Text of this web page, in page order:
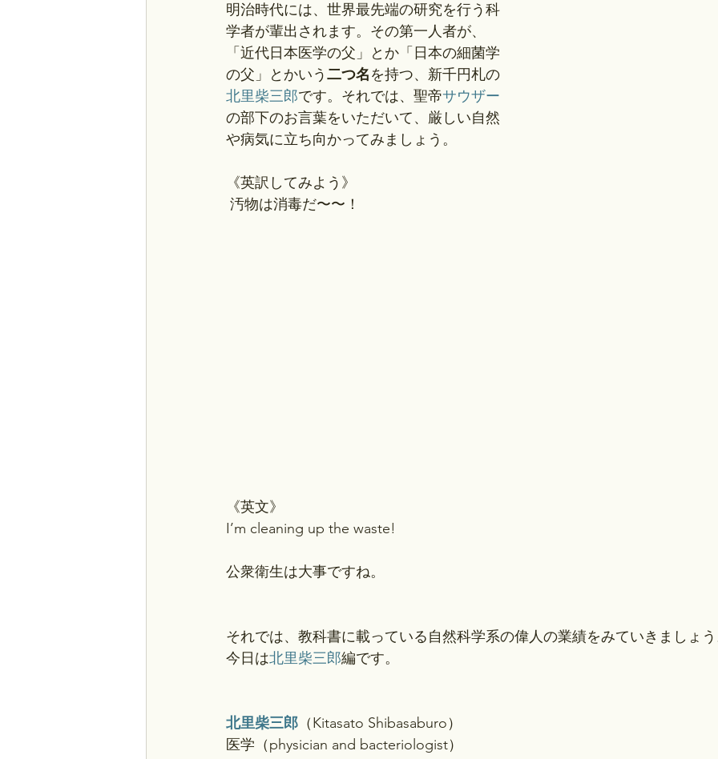
明治時代には、世界最先端の研究を行う科
学者が輩出されます。その第一人者が、
「近代日本医学の父」とか「日本の細菌学
の父」とかいう二つ名を持つ、新千円札の
北里柴三郎です。それでは、聖帝サウザー
の部下のお言葉をいただいて、厳しい自然
や病気に立ち向かってみましょう。
《英訳してみよう》
汚物は消毒だ〜〜！
《英文》
I’m cleaning up the waste!
公衆衛生は大事ですね。
それでは、教科書に載っている自然科学系の偉人の業績をみていきましょ
今日は北里柴三郎編です。
北里柴三郎 （Kitasato Shibasaburo）
医学（physician and bacteriologist）